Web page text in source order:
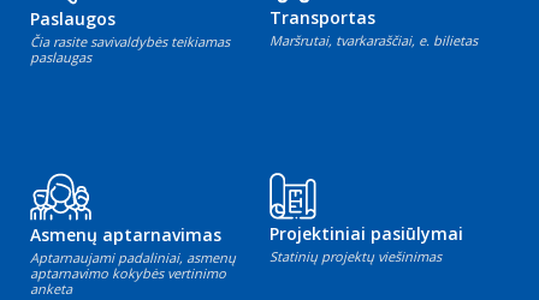
Paslaugos
Čia rasite savivaldybės teikiamas
paslaugas
Transportas
Maršrutai, tvarkaraščiai, e. bilietas
Asmenų aptarnavimas
Aptarnaujami padaliniai, asmenų
aptarnavimo kokybės vertinimo
anketa
Projektiniai pasiūlymai
Statinių projektų viešinimas